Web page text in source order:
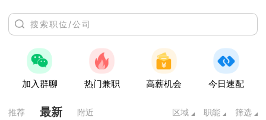
加入群聊 热门兼职 高薪机会 今日速配
推荐 最新 附近 区域 职能 筛选